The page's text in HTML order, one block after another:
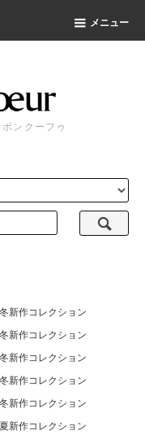
メニュー
ンクーフゥ
新作コレクション
新作コレクション
新作コレクション
新作コレクション
新作コレクション
新作コレクション